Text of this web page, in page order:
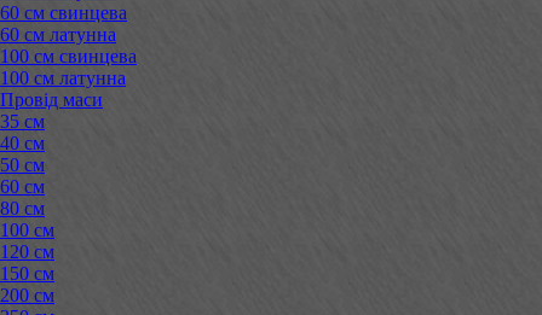
60 см свинцева
60 см латунна
100 см свинцева
100 см латунна
Провід маси
35 см
40 см
50 см
60 см
80 см
100 см
120 см
150 см
200 см